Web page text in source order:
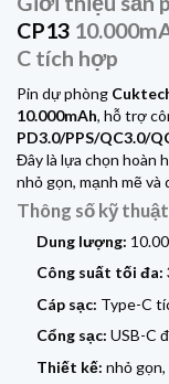
CP13
C tích hợp
Pin dự phòng
10.000mAh, hỗ trợ
PD3.0/PPS/QC3.0/
Đây là lựa chọn hoàn
nhỏ gọn, mạnh mẽ và
Thông số kỹ
Dung lượng:
Công suất tối đa:
Cáp sạc: Type-C
Cổng sạc: USB-C
Thiết kế: nhỏ